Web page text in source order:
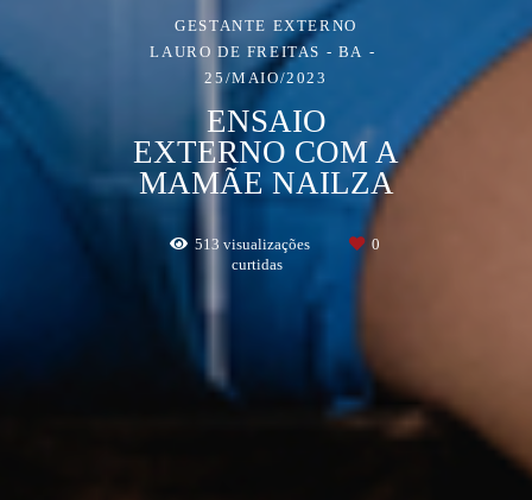
GESTANTE EXTERNO
LAURO DE FREITAS - BA
25/MAIO/2023
ENSAIO
EXTERNO COM A
MAMÃE NAILZA
513 visualizações
0
curtidas